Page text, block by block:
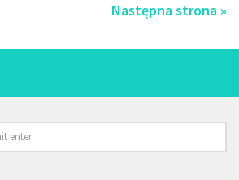
Następna strona »